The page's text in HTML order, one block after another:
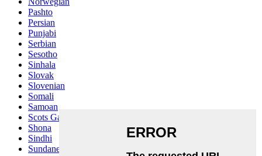
Pashto
Persian
Punjabi
Serbian
Sesotho
Sinhala
Slovak
Slovenian
Somali
Samoan
Scots Gaelic
Shona
Sindhi
Sundanese